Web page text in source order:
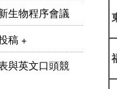
生物程序會議
稿 +
與英文口頭競